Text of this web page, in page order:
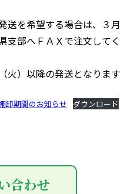
送を希望する場合は、３月
支部へＦＡＸで注文してく
火）以降の発送となります
卸期間のお知らせ ダウンロード
合わせ